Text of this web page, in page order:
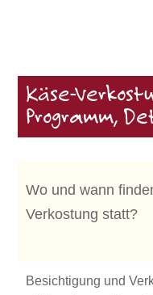
Käse-
Programm,
Wo und wann
Verkostung statt?
Besichtigung und